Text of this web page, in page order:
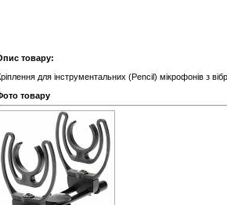
товару:
для інструментальних (Pencil) мікрофонів з
товару